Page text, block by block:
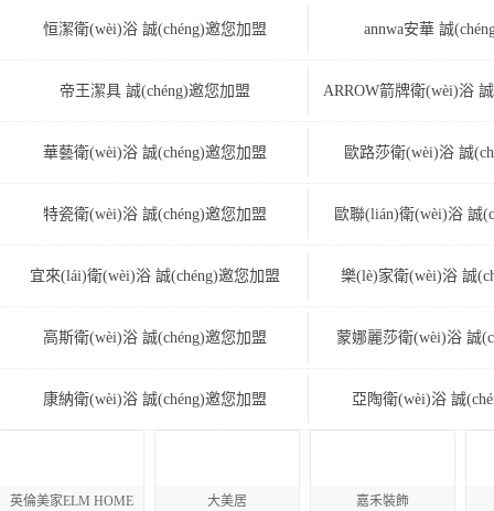
恒潔衛(wèi)浴 誠(chéng)邀您加盟 annwa安華 誠
帝王潔具 誠(chéng)邀您加盟 ARROW箭牌衛(wèi)浴
華藝衛(wèi)浴 誠(chéng)邀您加盟 歐路莎衛(wèi)浴 誠
特瓷衛(wèi)浴 誠(chéng)邀您加盟 歐聯(lián)衛(wèi)浴 誠
宜來(lái)衛(wèi)浴 誠(chéng)邀您加盟 樂(lè)家衛(wèi)浴 誠
高斯衛(wèi)浴 誠(chéng)邀您加盟 蒙娜麗莎衛(wèi)浴 誠
康納衛(wèi)浴 誠(chéng)邀您加盟 亞陶衛(wèi)浴 誠
英倫美家ELM HOME 大美居 嘉禾裝飾